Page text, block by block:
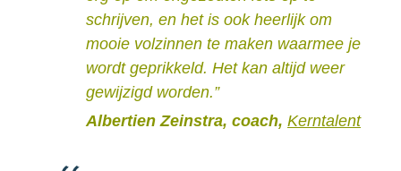
schrijven, en het is ook heerlijk om
mooie volzinnen te maken waarmee je
wordt geprikkeld. Het kan altijd weer
gewijzigd worden.”
Albertien Zeinstra, coach, Kerntalent